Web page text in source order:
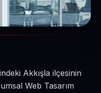
Akkışla ilçesinin
Web Tasarım